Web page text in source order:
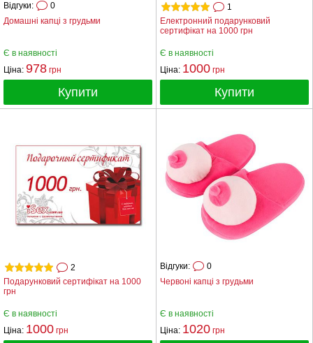
Домашні капці з грудьми
Відгуки: 0
Є в наявності
Ціна: 978 грн
Купити
Електронний подарунковий
сертифікат на 1000 грн
1
Є в наявності
Ціна: 1000 грн
Купити
Подарунковий сертифікат на 1000
грн
2
Є в наявності
Ціна: 1000 грн
Червоні капці з грудьми
Відгуки: 0
Є в наявності
Ціна: 1020 грн